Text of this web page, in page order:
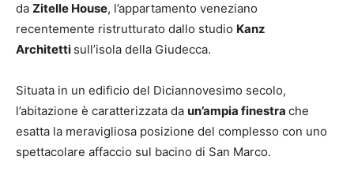
da Zitelle House, l’appartamento veneziano
recentemente ristrutturato dallo studio Kanz
Architetti sull’isola della Giudecca.
Situata in un edificio del Diciannovesimo secolo,
l’abitazione è caratterizzata da un’ampia finestra che
esatta la meravigliosa posizione del complesso con uno
spettacolare affaccio sul bacino di San Marco.